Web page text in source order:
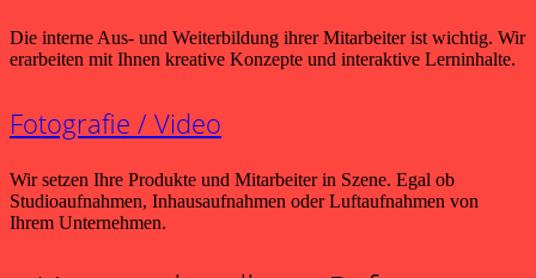
Die interne Aus- und Weiterbildung ihrer Mitarbeiter ist wichtig. Wir
erarbeiten mit Ihnen kreative Konzepte und interaktive Lerninhalte.
Fotografie / Video
Wir setzen Ihre Produkte und Mitarbeiter in Szene. Egal ob
Studioaufnahmen, Inhausaufnahmen oder Luftaufnahmen von
Ihrem Unternehmen.